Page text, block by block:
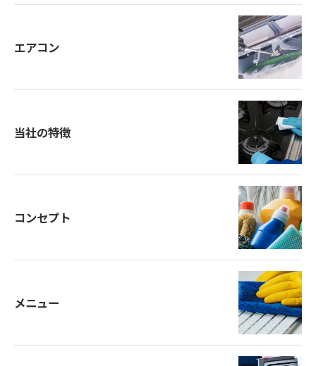
エアコン
当社の特徴
コンセプト
メニュー